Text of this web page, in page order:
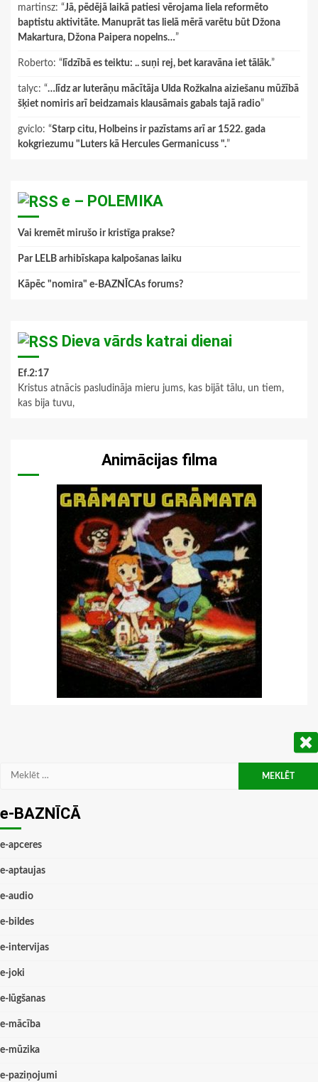
martinsz: “Jā, pēdējā laikā patiesi vērojama liela reformēto
baptistu aktivitāte. Manuprāt tas lielā mērā varētu būt Džona
Makartura, Džona Paipera nopelns…”
Roberto: “ līdzībā es teiktu: .. suņi rej, bet karavāna iet tālāk.”
talyc: “…līdz ar luterāņu mācītāja Ulda Rožkalna aiziešanu mūžībā
šķiet nomiris arī beidzamais klausāmais gabals tajā radio”
gviclo: “Starp citu, Holbeins ir pazīstams arī ar 1522. gada
kokgriezumu "Luters kā Hercules Germanicuss ".”
e – POLEMIKA
Vai kremēt mirušo ir kristīga prakse?
Par LELB arhibīskapa kalpošanas laiku
Kāpēc "nomira" e-BAZNĪCAs forums?
Dieva vārds katrai dienai
Ef.2:17
Kristus atnācis pasludināja mieru jums, kas bijāt tālu, un tiem,
kas bija tuvu,
Animācijas filma
Meklēt:
e-BAZNĪCĀ
e-apceres
e-aptaujas
e-audio
e-bildes
e-intervijas
e-joki
e-lūgšanas
e-mācība
e-mūzika
e-paziņojumi